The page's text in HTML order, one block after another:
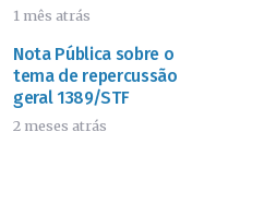
1 mês atrás
Nota Pública sobre o
tema de repercussão
geral 1389/STF
2 meses atrás